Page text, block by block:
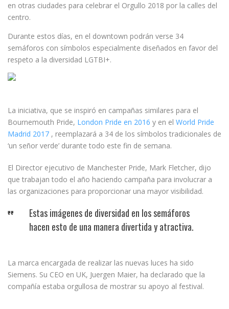
en otras ciudades para celebrar el Orgullo 2018 por la calles del
centro.
Durante estos días, en el downtown podrán verse 34
semáforos con símbolos especialmente diseñados en favor del
respeto a la diversidad LGTBI+.
La iniciativa, que se inspiró en campañas similares para el
Bournemouth Pride, London Pride en 2016 y en el World Pride
Madrid 2017 , reemplazará a 34 de los símbolos tradicionales de
‘un señor verde’ durante todo este fin de semana.
El Director ejecutivo de Manchester Pride, Mark Fletcher, dijo
que trabajan todo el año haciendo campaña para involucrar a
las organizaciones para proporcionar una mayor visibilidad.
Estas imágenes de diversidad en los semáforos
hacen esto de una manera divertida y atractiva.
La marca encargada de realizar las nuevas luces ha sido
Siemens. Su CEO en UK, Juergen Maier, ha declarado que la
compañía estaba orgullosa de mostrar su apoyo al festival.